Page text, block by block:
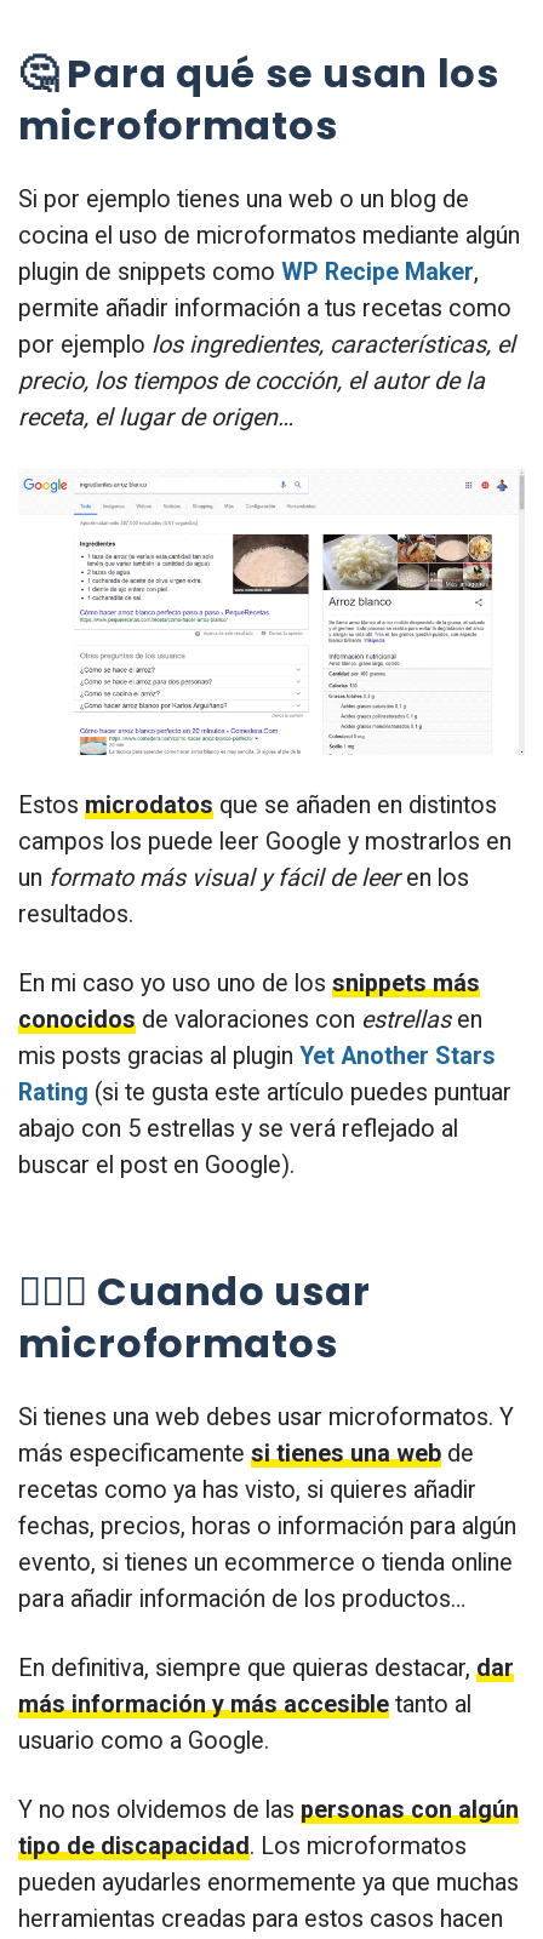
🤔 Para qué se usan los
microformatos
Si por ejemplo tienes una web o un blog de
cocina el uso de microformatos mediante algún
plugin de snippets como WP Recipe Maker,
permite añadir información a tus recetas como
por ejemplo los ingredientes, características, el
precio, los tiempos de cocción, el autor de la
receta, el lugar de origen…
Estos microdatos que se añaden en distintos
campos los puede leer Google y mostrarlos en
un formato más visual y fácil de leeren los
resultados.
En mi caso yo uso uno de los snippets más
conocidos de valoraciones con estrellasen
mis posts gracias al plugin Yet Another Stars
Rating (si te gusta este artículo puedes puntuar
abajo con 5 estrellas y se verá reflejado al
buscar el post en Google).
🤷🏻‍♂️ Cuando usar
microformatos
Si tienes una web debes usar microformatos. Y
más especificamente si tienes una web de
recetas como ya has visto, si quieres añadir
fechas, precios, horas o información para algún
evento, si tienes un ecommerce o tienda online
para añadir información de los productos…
En definitiva, siempre que quieras destacar, dar
más información y más accesible tanto al
usuario como a Google.
Y no nos olvidemos de las personas con algún
tipo de discapacidad. Los microformatos
pueden ayudarles enormemente ya que muchas
herramientas creadas para estos casos hacen